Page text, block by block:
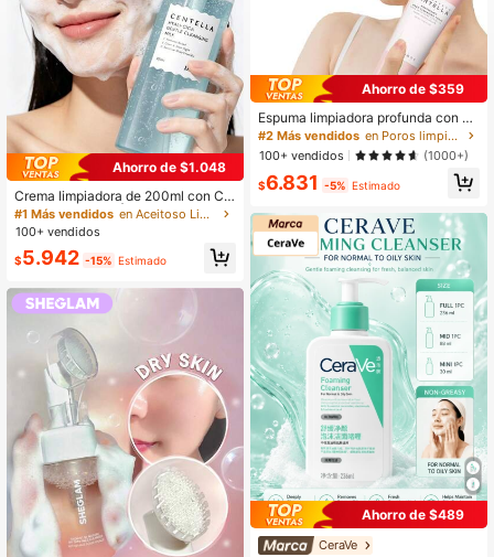
Ahorro de $1.048
Crema limpiadora de 200ml con Ce
ntella Asiática & Ácido Hialurónico,
Limpieza profunda y control de gras
Minimización de poros, Elimina el m
ta para piel sensible & grasa, Uso di
ario
#1 Más vendidos
en Aceitoso Limpiadores
100+ vendidos
$5.942 -15% Estimado
Ahorro de $359
Espuma limpiadora profunda con ce
ntella asiática que elimina las impur
ezas que obstruyen los poros
#2 Más vendidos
en Poros limpios Limpiadores
100+ vendidos
(1000+)
$6.831 -5% Estimado
Ahorro de $489
CeraVe